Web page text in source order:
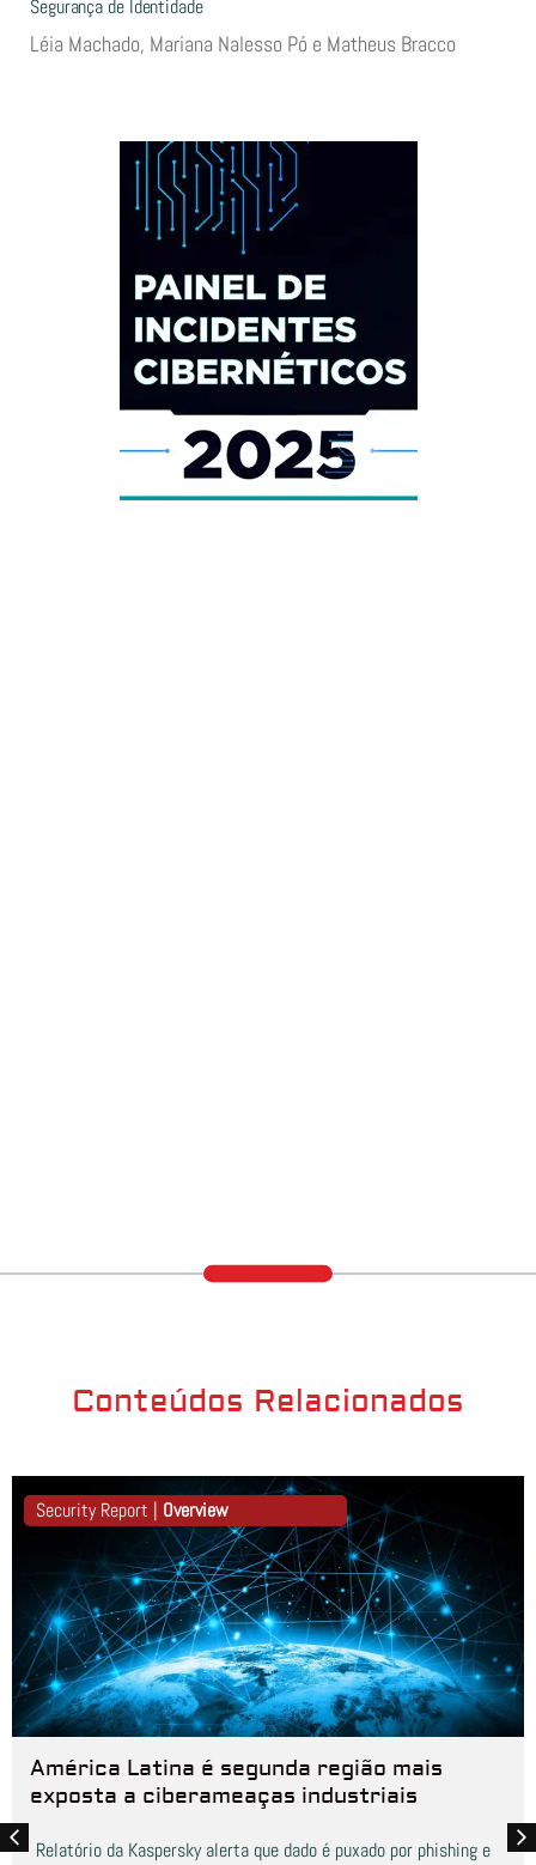
Segurança de Identidade
Léia Machado, Mariana Nalesso Pó e Matheus Bracco
Conteúdos Relacionados
Security Report | Overview
América Latina é segunda região mais
exposta a ciberameaças industriais
Relatório da Kaspersky alerta que dado é puxado por phishing e